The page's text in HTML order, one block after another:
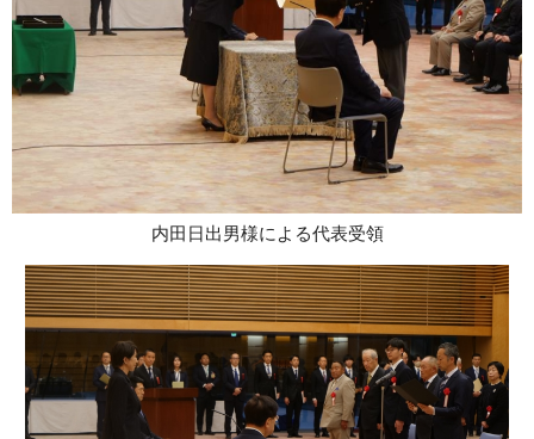
内田日出男様による代表受領